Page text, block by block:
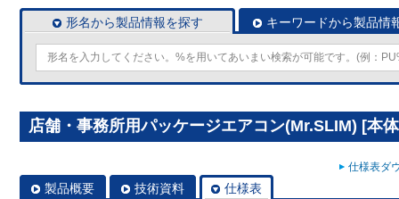
形名から製品情報を探す キーワードから製品情
店舗・事務所用パッケージエアコン(Mr.SLIM) [本
仕様表ダ
製品概要 技術資料 仕様表